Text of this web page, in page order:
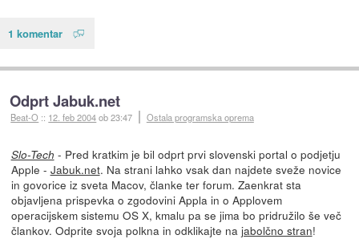
1 komentar
Odprt Jabuk.net
Beat-O :: 12. feb 2004ob 23:47 Ostala programska oprema
Slo-Tech - Pred kratkim je bil odprt prvi slovenski portal o podjetju
Apple - Jabuk.net. Na strani lahko vsak dan najdete sveže novice
in govorice iz sveta Macov, članke ter forum. Zaenkrat sta
objavljena prispevka o zgodovini Appla in o Applovem
operacijskem sistemu OS X, kmalu pa se jima bo pridružilo še več
člankov. Odprite svoja polkna in odklikajte na jabolčno stran!